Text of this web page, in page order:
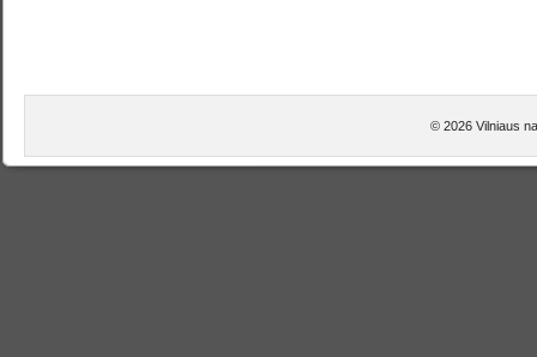
© 2026 Vilniaus